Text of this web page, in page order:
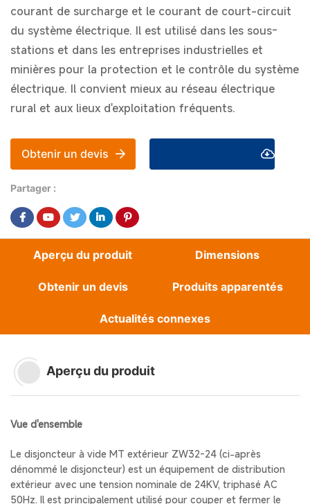
courant de surcharge et le courant de court-circuit
du système électrique. Il est utilisé dans les sous-
stations et dans les entreprises industrielles et
minières pour la protection et le contrôle du système
électrique. Il convient mieux au réseau électrique
rural et aux lieux d'exploitation fréquents.
Obtenir un devis
Partager :
Aperçu du produit Dimensions
Obtenir un devis Produits apparentés
Actualités connexes
Aperçu du produit
Vue d'ensemble
Le disjoncteur à vide MT extérieur ZW32-24 (ci-après
dénommé le disjoncteur) est un équipement de distribution
extérieur avec une tension nominale de 24KV, triphasé AC
50Hz. Il est principalement utilisé pour couper et fermer le